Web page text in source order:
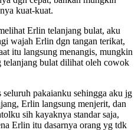
kuat-kuat.
Erlin telanjang bulat, aku
wajah Erlin dgn tangan terikat,
itu langsung menangis, mungkin
telanjang bulat dilihat oleh cowok
pakaianku sehingga aku jg
Erlin langsung menjerit, dan
sih kayaknya standar saja,
Erlin itu dasarnya orang yg tdk